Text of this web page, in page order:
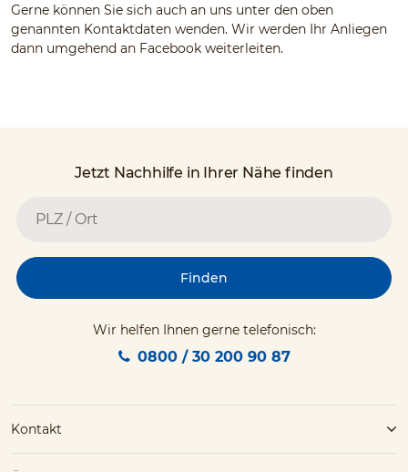
Gerne können Sie sich auch an uns unter den oben
genannten Kontaktdaten wenden. Wir werden Ihr Anliegen
dann umgehend an Facebook weiterleiten.
Jetzt Nachhilfe in Ihrer Nähe finden
Finden
Wir helfen Ihnen gerne telefonisch:
0800 / 30 200 90 87
Kontakt